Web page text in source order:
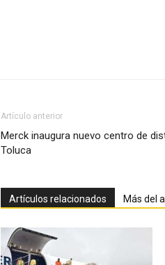
Artículo anterior
Merck inaugura nuevo centro de
Toluca
Artículos relacionados Más del